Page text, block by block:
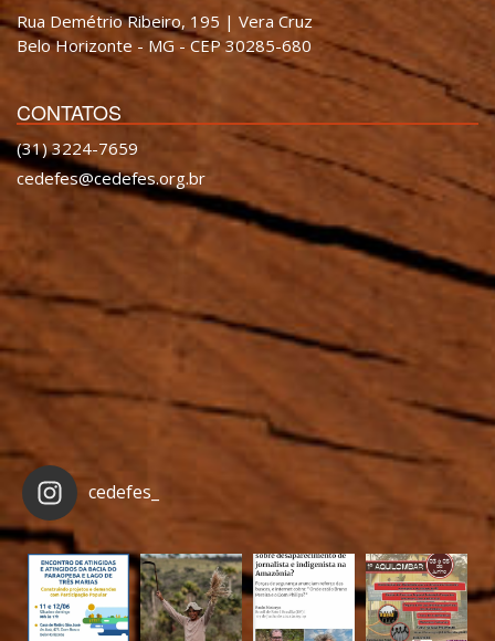
Rua Demétrio Ribeiro, 195 | Vera Cruz
Belo Horizonte - MG - CEP 30285-680
CONTATOS
(31) 3224-7659
cedefes@cedefes.org.br
cedefes_